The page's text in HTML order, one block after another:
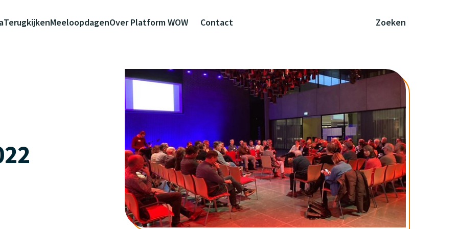
TerugkijkenMeeloopdagenOver Platform WOW Contact Zoeken